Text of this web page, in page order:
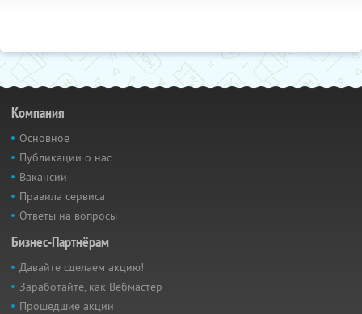
Компания
Основное
Публикации о нас
Вакансии
Правила сервиса
Ответы на вопросы
Бизнес-Партнёрам
Давайте сделаем акцию!
Заработайте, как Вебмастер
Прошедшие акции